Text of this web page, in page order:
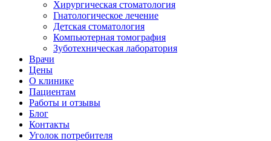
Хирургическая стоматология
Гнатологическое лечение
Детская стоматология
Компьютерная томография
Зуботехническая лаборатория
Врачи
Цены
О клинике
Пациентам
Работы и отзывы
Блог
Контакты
Уголок потребителя